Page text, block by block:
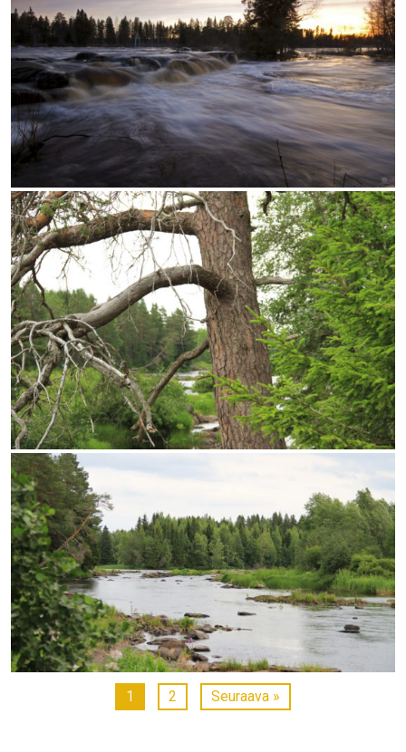
1 2 Seuraava »